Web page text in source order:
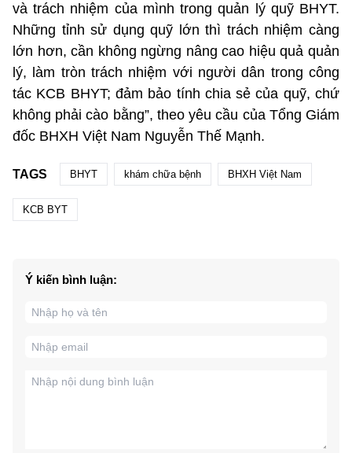
và trách nhiệm của mình trong quản lý quỹ BHYT.
Những tỉnh sử dụng quỹ lớn thì trách nhiệm càng
lớn hơn, cần không ngừng nâng cao hiệu quả quản
lý, làm tròn trách nhiệm với người dân trong công
tác KCB BHYT; đảm bảo tính chia sẻ của quỹ, chứ
không phải cào bằng”, theo yêu cầu của Tổng Giám
đốc BHXH Việt Nam Nguyễn Thế Mạnh.
TAGS BHYT khám chữa bệnh BHXH Việt Nam
KCB BYT
Ý kiến bình luận: